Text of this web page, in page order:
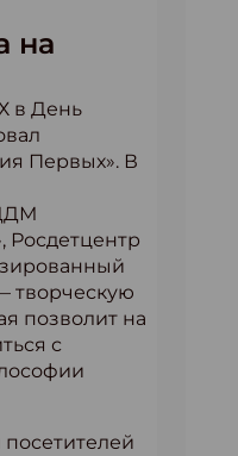
на
в День
Первых». В
Росдетцентр
творческую
позволит на
с